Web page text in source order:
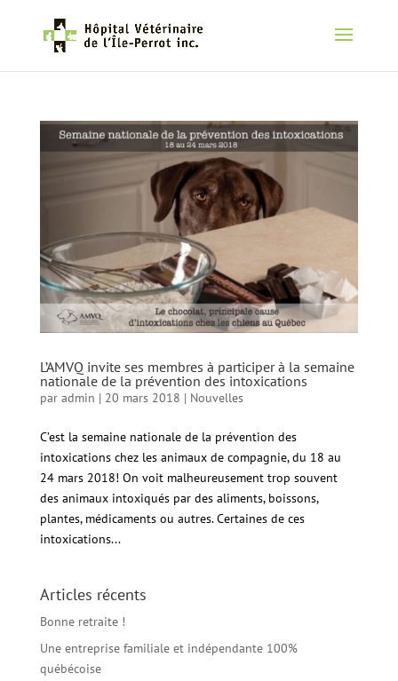
L’AMVQ invite ses membres à participer à la semaine
nationale de la prévention des intoxications
par admin | 20 mars 2018 | Nouvelles
C’est la semaine nationale de la prévention des
intoxications chez les animaux de compagnie, du 18 au
24 mars 2018! On voit malheureusement trop souvent
des animaux intoxiqués par des aliments, boissons,
plantes, médicaments ou autres. Certaines de ces
intoxications...
Articles récents
Bonne retraite !
Une entreprise familiale et indépendante 100%
québécoise